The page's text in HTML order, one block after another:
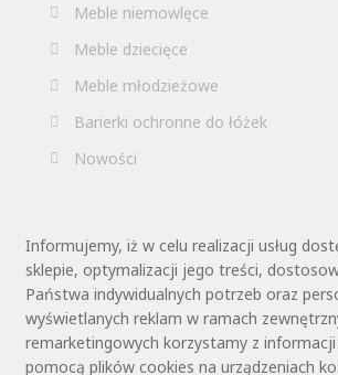
Meble niemowlęce
Meble dziecięce
Meble młodzieżowe
Barierki ochronne do łóżek
Nowości
Informujemy, iż w celu realizacji usług
sklepie, optymalizacji jego treści,
Państwa indywidualnych potrzeb oraz
wyświetlanych reklam w ramach
remarketingowych korzystamy z informacji
pomocą plików cookies na urządzeniach